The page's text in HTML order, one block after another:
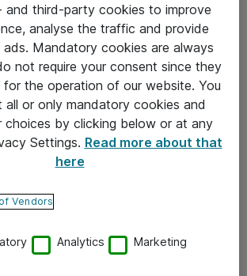
and third-party cookies to improve
analyse the traffic and provide
ads. Mandatory cookies are always
not require your consent since they
for the operation of our website. You
all or only mandatory cookies and
choices by clicking below or at any
Settings. Read more about that
here
Vendors
Analytics Marketing